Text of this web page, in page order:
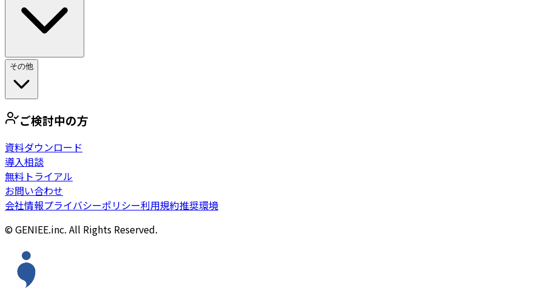
その他
ご検討中の方
資料ダウンロード
導入相談
無料トライアル
お問い合わせ
会社情報プライバシーポリシー利用規約推奨環境
© GENIEE.inc. All Rights Reserved.